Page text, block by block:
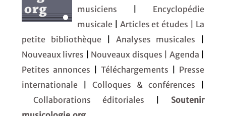
musiciens
Encyclopédie
musicale
Articles et études | La
petite bibliothèque
Analyses musicales
Nouveaux livres
Nouveaux disques | Agenda
Petites annonces
|Téléchargements
Presse
internationale
Colloques & conférences
Collaborations éditoriales
Soutenir